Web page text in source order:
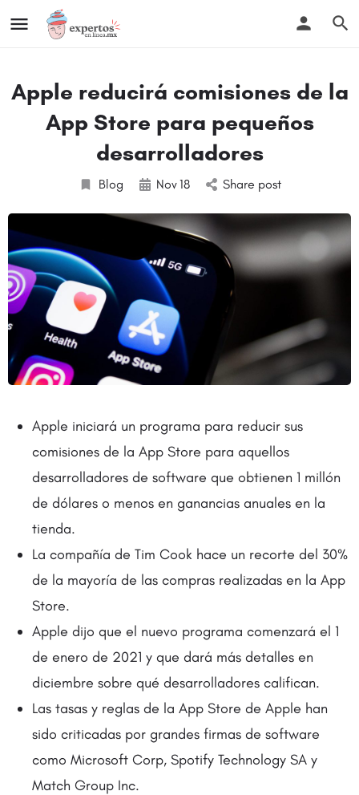
Apple reducirá comisiones de la
App Store para pequeños
desarrolladores
Blog Nov18 Share post
Apple iniciará un programa para reducir sus
comisiones de la App Store para aquellos
desarrolladores de software que obtienen 1 millón
de dólares o menos en ganancias anuales en la
tienda.
La compañía de Tim Cook hace un recorte del 30%
de la mayoría de las compras realizadas en la App
Store.
Apple dijo que el nuevo programa comenzará el 1
de enero de 2021 y que dará más detalles en
diciembre sobre qué desarrolladores califican.
Las tasas y reglas de la App Store de Apple han
sido criticadas por grandes firmas de software
como Microsoft Corp, Spotify Technology SA y
Match Group Inc.